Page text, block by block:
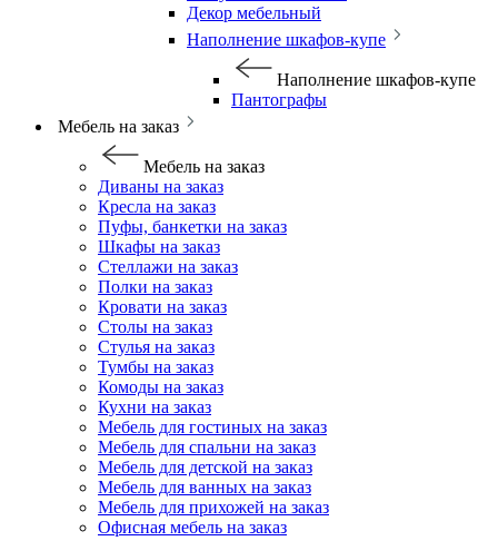
Декор мебельный
Наполнение шкафов-купе
Наполнение шкафов-купе
Пантографы
Мебель на заказ
Мебель на заказ
Диваны на заказ
Кресла на заказ
Пуфы, банкетки на заказ
Шкафы на заказ
Стеллажи на заказ
Полки на заказ
Кровати на заказ
Столы на заказ
Стулья на заказ
Тумбы на заказ
Комоды на заказ
Кухни на заказ
Мебель для гостиных на заказ
Мебель для спальни на заказ
Мебель для детской на заказ
Мебель для ванных на заказ
Мебель для прихожей на заказ
Офисная мебель на заказ